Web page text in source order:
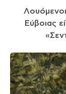
Εύβοιας